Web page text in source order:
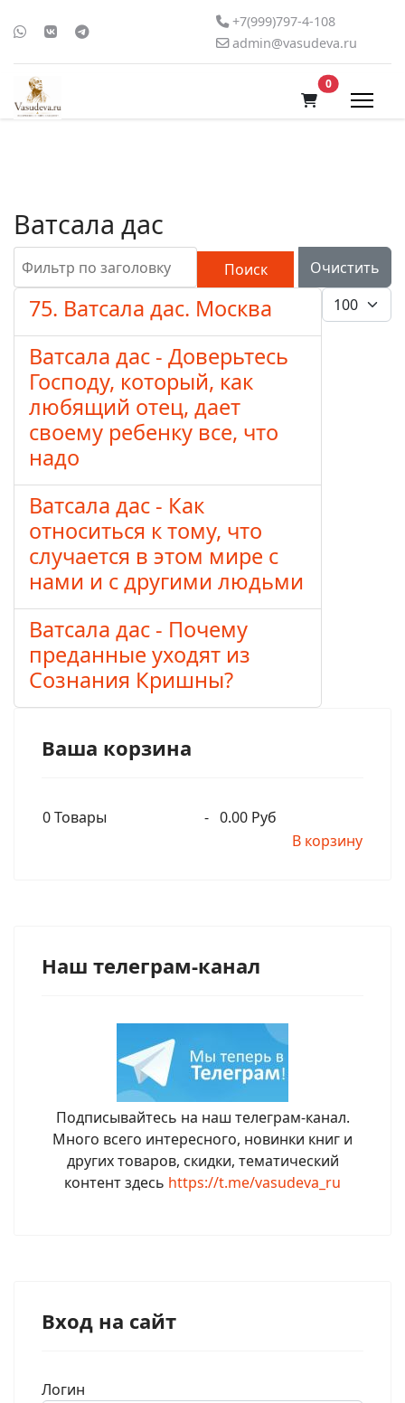
+7(999)797-4-108
admin@vasudeva.ru
0В корзину
Ватсала дас
Поиск
Очистить
Кол-во
75. Ватсала дас. Москва
Ватсала дас - Доверьтесь
Господу, который, как
любящий отец, дает
своему ребенку все, что
надо
Ватсала дас - Как
относиться к тому, что
случается в этом мире с
нами и с другими людьми
Ватсала дас - Почему
преданные уходят из
Сознания Кришны?
Ваша корзина
0Товары - 0.00 Руб
В корзину
Наш телеграм-канал
Подписывайтесь на наш телеграм-канал.
Много всего интересного, новинки книг и
других товаров, скидки, тематический
контент здесь https://t.me/vasudeva_ru
Вход на сайт
Логин